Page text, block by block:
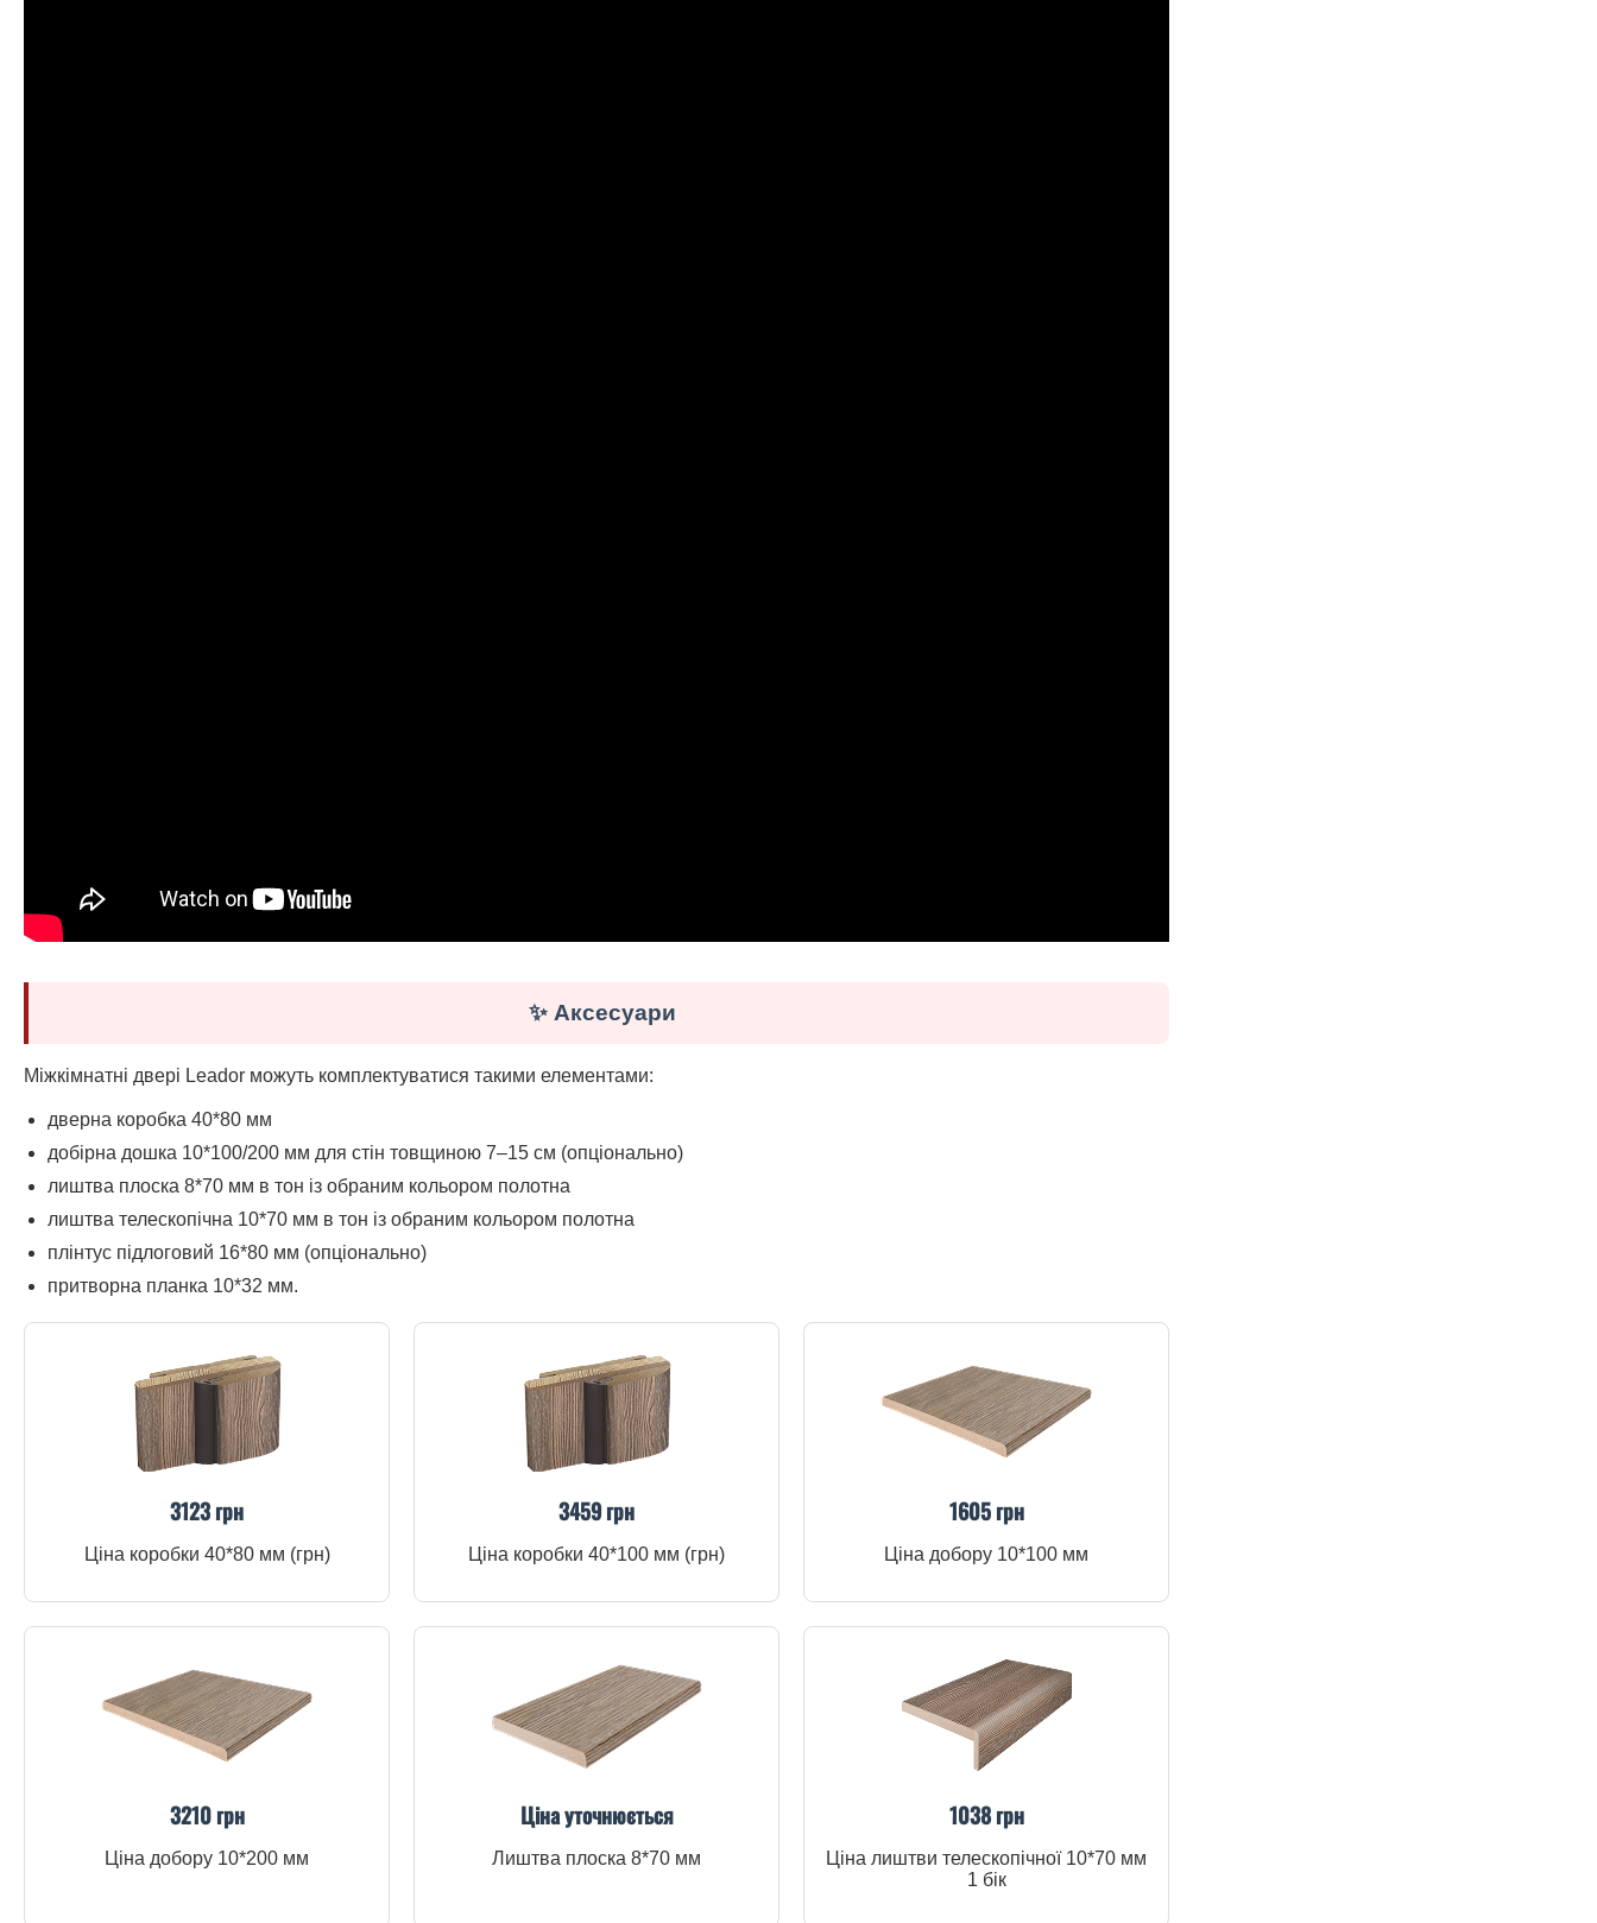
✨ Аксесуари
Міжкімнатні двері Leador можуть комплектуватися такими елементами:
дверна коробка 40*80 мм
добірна дошка 10*100/200 мм для стін товщиною 7–15 см (опціонально)
лиштва плоска 8*70 мм в тон із обраним кольором полотна
лиштва телескопічна 10*70 мм в тон із обраним кольором полотна
плінтус підлоговий 16*80 мм (опціонально)
притворна планка 10*32 мм.
3123 грн
Ціна коробки 40*80 мм (грн)
3459 грн
Ціна коробки 40*100 мм (грн)
1605 грн
Ціна добору 10*100 мм
3210 грн
Ціна добору 10*200 мм
Ціна уточнюється
Лиштва плоска 8*70 мм
1038 грн
Ціна лиштви телескопічної 10*70 мм
1 бік